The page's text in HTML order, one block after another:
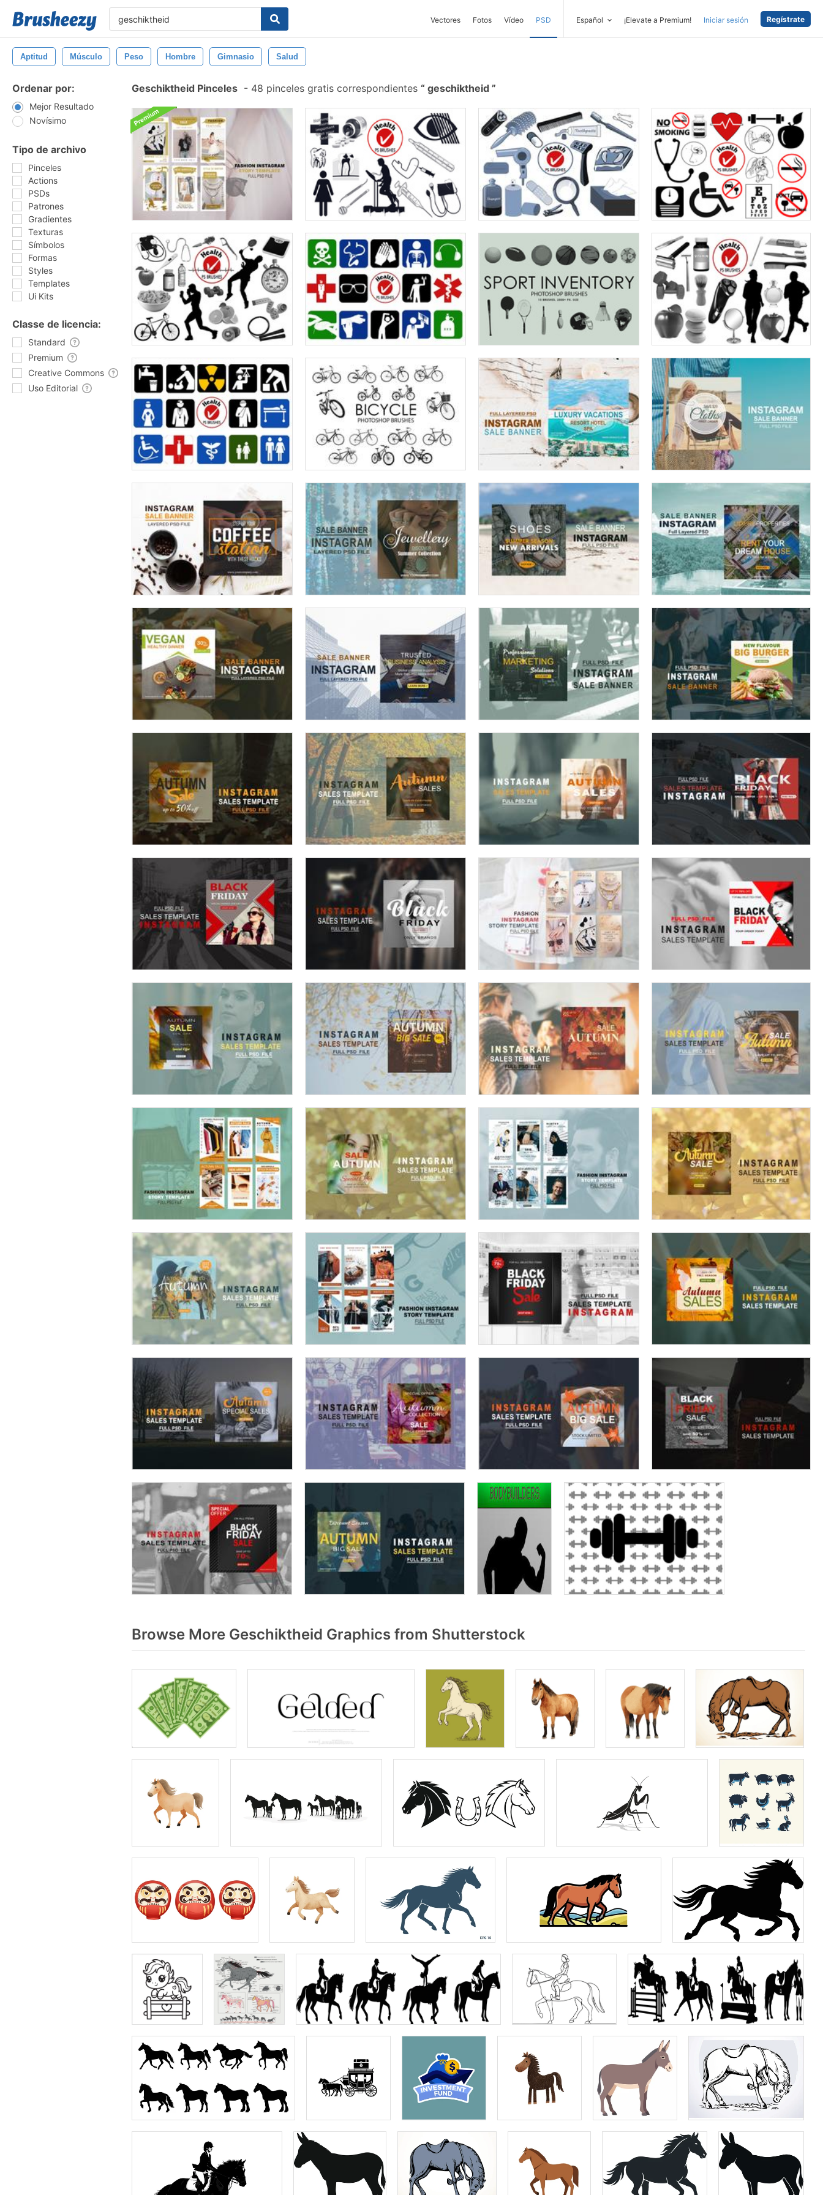
Vectores Fotos Vídeo PSD Español ¡Elevate a Premium! Iniciar sesión Regístrate
Aptitud Músculo Peso Hombre Gimnasio Salud
Ordenar por:
Mejor Resultado
Novísimo
Tipo de archivo
Pinceles
Actions
PSDs
Patrones
Gradientes
Texturas
Símbolos
Formas
Styles
Templates
Ui Kits
Classe de licencia:
Standard
Premium
Creative Commons
Uso Editorial
Geschiktheid Pinceles - 48 pinceles gratis correspondientes geschiktheid
Browse More Geschiktheid Graphics from Shutterstock